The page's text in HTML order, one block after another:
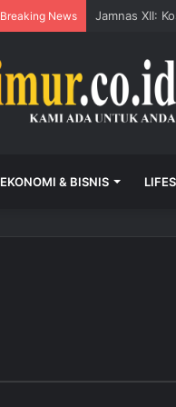
Breaking News Pelantikan
EKONOMI & BISNIS